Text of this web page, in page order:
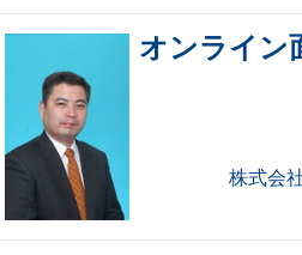
オンライン
株式会